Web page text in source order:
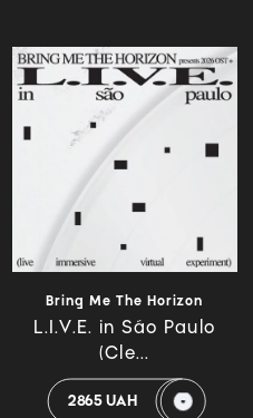
Bring Me The Horizon
L.I.V.E. in São Paulo
(Cle...
2865 UAH